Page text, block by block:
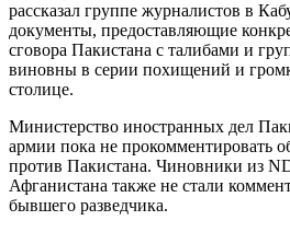
рассказал группе журналистов в
документы, предоставляющие
сговора Пакистана с талибами и
виновны в серии похищений и
столице.
Министерство иностранных дел
армии пока не прокомментировать
против Пакистана. Чиновники из
Афганистана также не стали
бывшего разведчика.